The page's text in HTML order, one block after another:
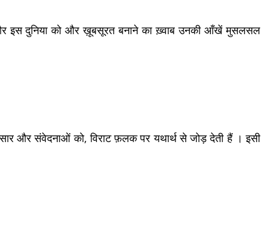
इस दुनिया को और ख़ूबसूरत बनाने का ख़्वाब उनकी आँखें मुसलसल
और संवेदनाओं को, विराट फ़लक पर यथार्थ से जोड़ देती हैं । इसी